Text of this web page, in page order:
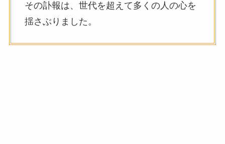
その訃報は、世代を超えて多くの人の心を
揺さぶりました。